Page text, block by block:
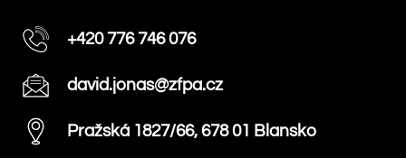
+420 776 746 076
david.jonas@zfpa.cz
Pražská 1827/66, 678 01 Blansko